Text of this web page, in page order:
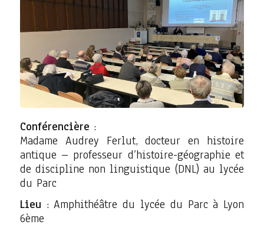
Conférencière :
Madame Audrey Ferlut, docteur en histoire
antique – professeur d’histoire-géographie et
de discipline non linguistique (DNL) au lycée
du Parc
Lieu : Amphithéâtre du lycée du Parc à Lyon
6ème